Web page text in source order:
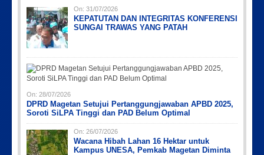
IMG_20230730_152959
Picsart_23-04-12_11-55-35-604
Picsart_23-04-12_12-24-51-034
Picsart_23-04-02_13-27-26-448
IMG-20191006-WA0043
On: 31/07/2026
KEPATUTAN DAN INTEGRITAS KONFERENSI
SUNGAI TRAWAS YANG PATAH
On: 28/07/2026
DPRD Magetan Setujui Pertanggungjawaban APBD 2025,
Soroti SiLPA Tinggi dan PAD Belum Optimal
On: 26/07/2026
Wacana Hibah Lahan 16 Hektar untuk
Kampus UNESA, Pemkab Magetan Diminta